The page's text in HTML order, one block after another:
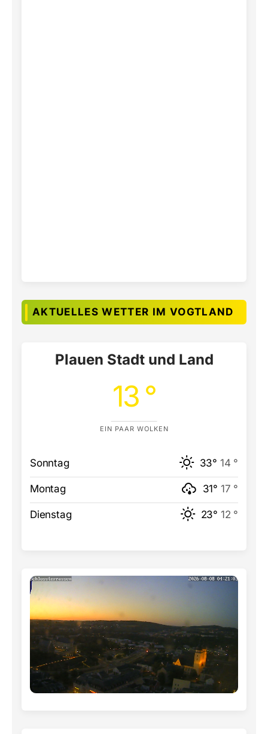
AKTUELLES WETTER IM VOGTLAND
Plauen Stadt und Land
13 °
EIN PAAR WOLKEN
Sonntag 33° 14 °
Montag 31° 17 °
Dienstag 23° 12 °